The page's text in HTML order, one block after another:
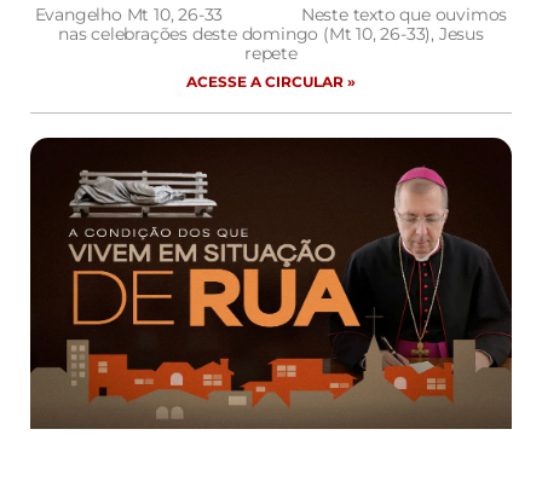
Evangelho Mt 10, 26-33 Neste texto que ouvimos
nas celebrações deste domingo (Mt 10, 26-33), Jesus
repete
ACESSE A CIRCULAR »